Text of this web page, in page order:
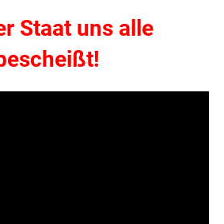
Staat uns alle